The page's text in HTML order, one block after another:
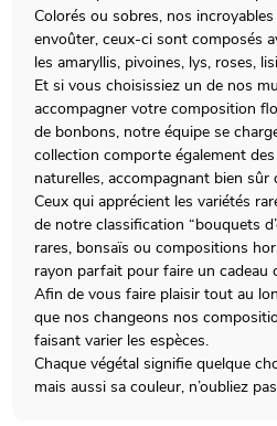
Colorés ou sobres, nos
envoûter, ceux-ci sont composés
les amaryllis, pivoines, lys, roses,
Et si vous choisissiez un de nos
accompagner votre composition
de bonbons, notre équipe se
collection comporte également
naturelles, accompagnant bien
Ceux qui apprécient les variétés
de notre classification “bouquets
rares, bonsaïs ou compositions
rayon parfait pour faire un cadeau
Afin de vous faire plaisir tout au
que nos changeons nos
faisant varier les espèces.
Chaque végétal signifie quelque
mais aussi sa couleur, n’oubliez